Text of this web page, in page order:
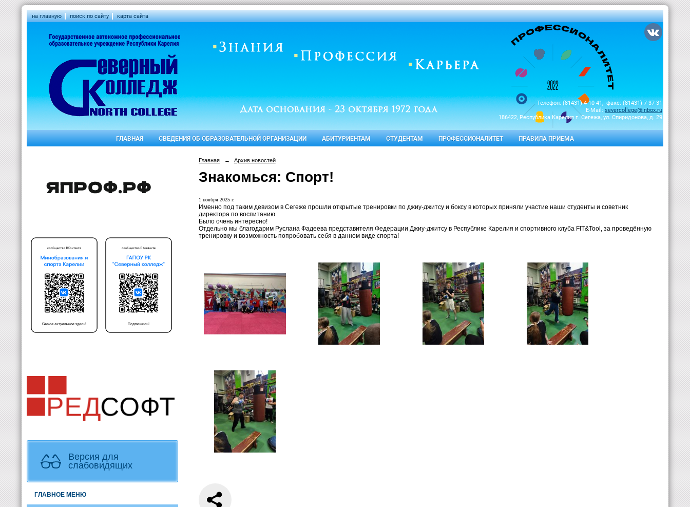
на главную поиск по сайту карта сайта
Телефон: (81431) 4-10-41, факс: (81431) 7-37-31
E-Mail: severcollege@inbox.ru
186422, Республика Карелия г. Сегежа, ул. Спиридонова, д. 29
ГЛАВНАЯ СВЕДЕНИЯ ОБ ОБРАЗОВАТЕЛЬНОЙ ОРГАНИЗАЦИИ АБИТУРИЕНТАМ СТУДЕНТАМ ПРОФЕССИОНАЛИТЕТ ПРАВИЛА ПРИЕМА
Версия для
слабовидящих
ГЛАВНОЕ МЕНЮ
Главная → Архив новостей
Знакомься: Спорт!
1 ноября 2025 г.
Именно под таким девизом в Сегеже прошли открытые тренировки по джиу-джитсу и боксу в которых приняли участие наши студенты и советник
директора по воспитанию.
Было очень интересно!
Отдельно мы благодарим Руслана Фадеева представителя Федерации Джиу-джитсу в Республике Карелия и спортивного клуба FIT&Tool, за проведённую
тренировку и возможность попробовать себя в данном виде спорта!